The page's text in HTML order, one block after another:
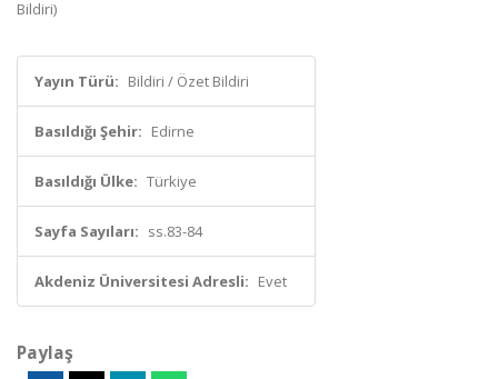
Bildiri)
Yayın Türü: Bildiri / Özet Bildiri
Basıldığı Şehir: Edirne
Basıldığı Ülke: Türkiye
Sayfa Sayıları: ss.83-84
Akdeniz Üniversitesi Adresli: Evet
Paylaş